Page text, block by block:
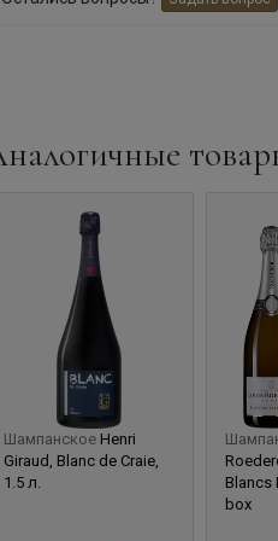
Шампанское Henri
Giraud, Blanc de Craie,
1.5 л.
Blancs
box